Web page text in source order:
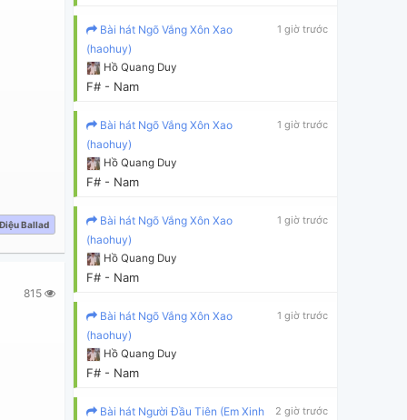
Điệu Ballad
815
1 giờ trước
Bài hát Ngõ Vắng Xôn Xao
(haohuy)
Hồ Quang Duy
F# - Nam
1 giờ trước
Bài hát Ngõ Vắng Xôn Xao
(haohuy)
Hồ Quang Duy
F# - Nam
1 giờ trước
Bài hát Ngõ Vắng Xôn Xao
(haohuy)
Hồ Quang Duy
F# - Nam
1 giờ trước
Bài hát Ngõ Vắng Xôn Xao
(haohuy)
Hồ Quang Duy
F# - Nam
2 giờ trước
Bài hát Người Đầu Tiên (Em Xinh